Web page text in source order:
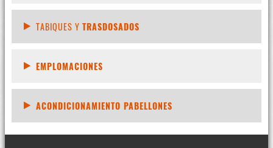
TABIQUES Y TRASDOSADOS
EMPLOMACIONES
ACONDICIONAMIENTO PABELLONES